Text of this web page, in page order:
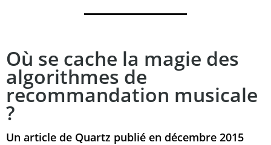
Où se cache la magie des
algorithmes de
recommandation musicale
?
Un article de Quartz publié en décembre 2015